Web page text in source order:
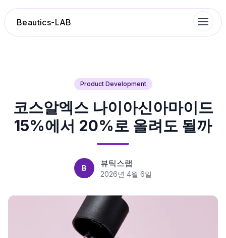
Beautics-LAB
성분분석
나의 스킨케어
Product Development
코스알엑스 나이아신아마이드
15%에서 20%로 올려도 될까
B 뷰틱스랩
2026년 4월 6일